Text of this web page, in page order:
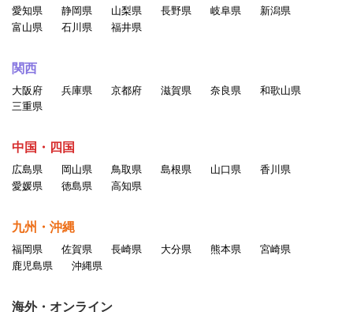
愛知県 静岡県 山梨県 長野県 岐阜県
新潟県
富山県
石川県 福井県
関西
大阪府 兵庫県 京都府 滋賀県 奈良県
和歌山県
三重県
中国・四国
広島県 岡山県 鳥取県 島根県 山口県
香川県
愛媛県
徳島県 高知県
九州・沖縄
福岡県 佐賀県 長崎県 大分県 熊本県
宮崎県
鹿児島県
沖縄県
海外・オンライン